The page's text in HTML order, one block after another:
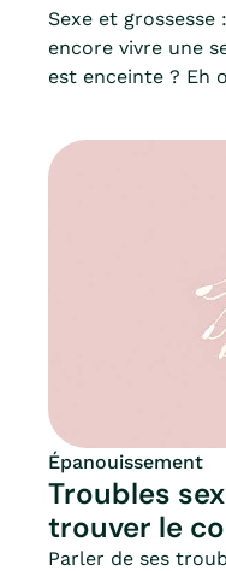
Sexe et
encore vivre une
est enceinte ? Eh
pas toujours
variables d’une
fatigue,
de dynamique du
la sexualité durant
Épanouissement
Troubles
trouver le
Parler de ses